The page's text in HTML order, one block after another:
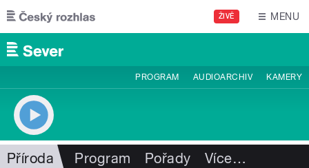
Přejít k hlavnímu obsahu
ŽIVĚ MENU
PROGRAM AUDIOARCHIV KAMERY
Příroda Program Pořady Více…